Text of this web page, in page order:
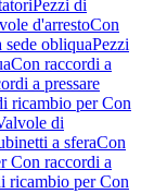
Pezzi di
d'arrestoCon
sede obliquaPezzi
Con raccordi a
a pressare
ricambio per Con
di
a sferaCon
Con raccordi a
ricambio per Con